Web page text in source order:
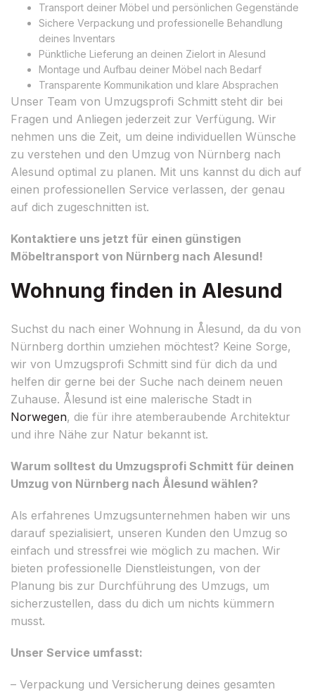
Transport deiner Möbel und persönlichen Gegenstände
Sichere Verpackung und professionelle Behandlung
deines Inventars
Pünktliche Lieferung an deinen Zielort in Alesund
Montage und Aufbau deiner Möbel nach Bedarf
Transparente Kommunikation und klare Absprachen
Unser Team von Umzugsprofi Schmitt steht dir bei
Fragen und Anliegen jederzeit zur Verfügung. Wir
nehmen uns die Zeit, um deine individuellen Wünsche
zu verstehen und den Umzug von Nürnberg nach
Alesund optimal zu planen. Mit uns kannst du dich auf
einen professionellen Service verlassen, der genau
auf dich zugeschnitten ist.
Kontaktiere uns jetzt für einen günstigen
Möbeltransport von Nürnberg nach Alesund!
Wohnung finden in Alesund
Suchst du nach einer Wohnung in Ålesund, da du von
Nürnberg dorthin umziehen möchtest? Keine Sorge,
wir von Umzugsprofi Schmitt sind für dich da und
helfen dir gerne bei der Suche nach deinem neuen
Zuhause. Ålesund ist eine malerische Stadt in
Norwegen, die für ihre atemberaubende Architektur
und ihre Nähe zur Natur bekannt ist.
Warum solltest du Umzugsprofi Schmitt für deinen
Umzug von Nürnberg nach Ålesund wählen?
Als erfahrenes Umzugsunternehmen haben wir uns
darauf spezialisiert, unseren Kunden den Umzug so
einfach und stressfrei wie möglich zu machen. Wir
bieten professionelle Dienstleistungen, von der
Planung bis zur Durchführung des Umzugs, um
sicherzustellen, dass du dich um nichts kümmern
musst.
Unser Service umfasst:
– Verpackung und Versicherung deines gesamten